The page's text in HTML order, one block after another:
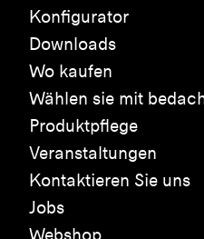
Konfigurator
Downloads
Wo kaufen
Wählen sie mit
Produktpflege
Veranstaltungen
Kontaktieren Sie uns
Jobs